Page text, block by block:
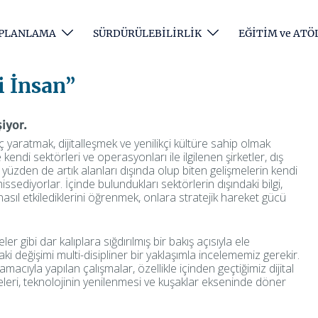
SÜRDÜRÜLEBİLİRLİK EĞİTİM ve
İnsan”
dijitalleşmek ve yenilikçi kültüre sahip olmak
sektörleri ve operasyonları ile ilgilenen şirketler, dış
de artık alanları dışında olup biten gelişmelerin kendi
İçinde bulundukları sektörlerin dışındaki bilgi,
etkilediklerini öğrenmek, onlara stratejik hareket gücü
gibi dar kalıplara sığdırılmış bir bakış açısıyla ele
değişimi multi-disipliner bir yaklaşımla incelememiz gerekir.
yapılan çalışmalar, özellikle içinden geçtiğimiz dijital
teknolojinin yenilenmesi ve kuşaklar ekseninde döner